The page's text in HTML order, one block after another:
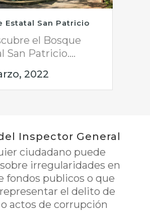
Estatal San Patricio
el Bosque
San Patricio....
2022
Inspector General
ciudadano puede
irregularidades en
fondos publicos o que
el delito de
actos de corrupción